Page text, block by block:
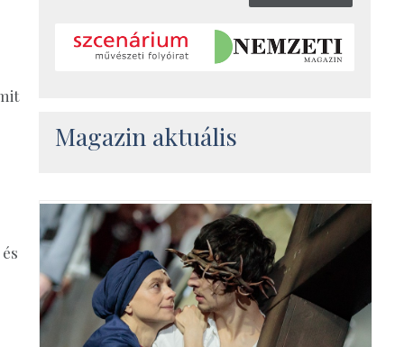
Magazin aktuális